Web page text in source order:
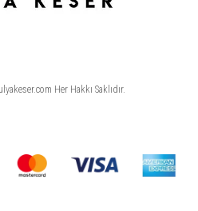
Her Hakkı Saklıdır.